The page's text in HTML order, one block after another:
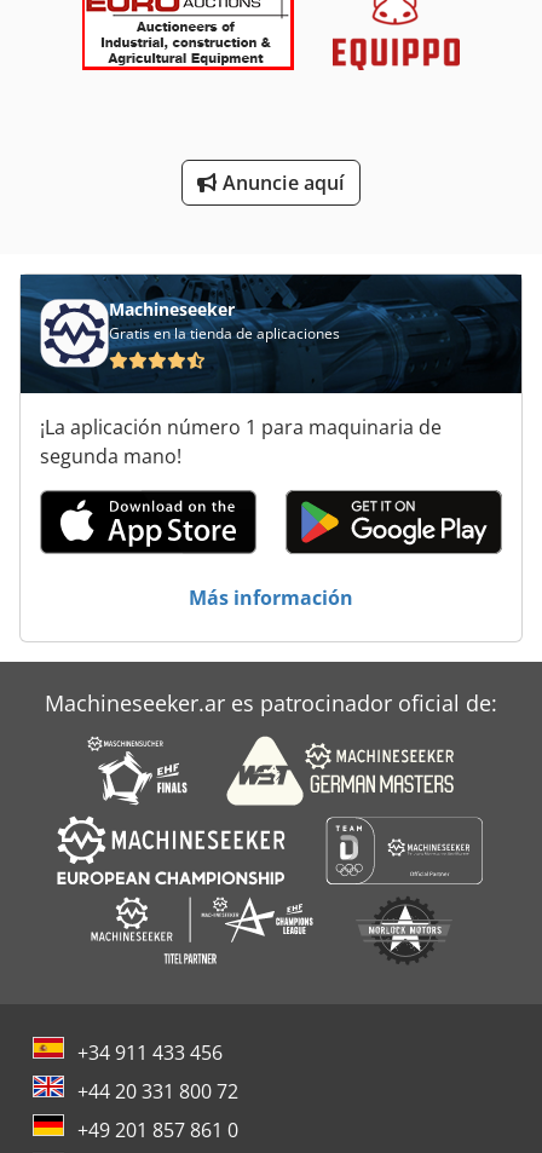
Máquinas De Herramientas
Máquinas Para
Anuncie aquí
Machineseeker
Gratis en la tienda de aplicaciones
¡La aplicación número 1 para maquinaria de
segunda mano!
Más información
Machineseeker.ar es patrocinador oficial de:
+34 911 433 456
+44 20 331 800 72
+49 201 857 861 0